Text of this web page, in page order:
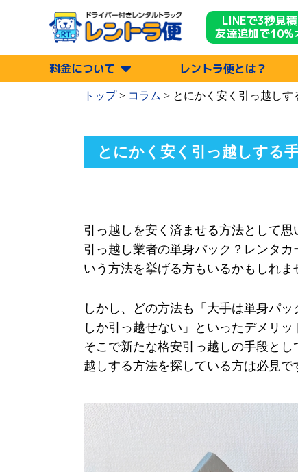
LINEで3秒見
友達追加で10%
料金について レントラ便とは？
トップ> コラム > とにかく安く引っ越しす
とにかく安く引っ越しする手
引っ越しを安く済ませる方法として思
引っ越し業者の単身パック？レンタ
いう方法を挙げる方もいるかもしれま
しかし、どの方法も「大手は単身パ
しか引っ越せない」といったデメリッ
そこで新たな格安引っ越しの手段と
越しする方法を探している方は必見で